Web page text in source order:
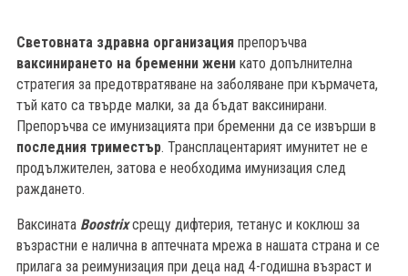
Световната здравна организацияпрепоръчва
ваксинирането на бременни женикато допълнителна
стратегия за предотвратяване на заболяване при кърмачета,
тъй като са твърде малки, за да бъдат ваксинирани.
Препоръчва се имунизацията при бременни да се извърши в
последния триместър. Трансплацентарият имунитет не е
продължителен, затова е необходима имунизация след
раждането.
Ваксината Boostrixсрещу дифтерия, тетанус и коклюш за
възрастни е налична в аптечната мрежа в нашата страна и се
прилага за реимунизация при деца над 4-годишна възраст и